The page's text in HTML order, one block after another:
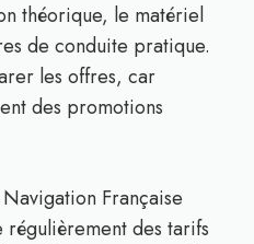
théorique, le matériel
de conduite pratique.
les offres, car
des promotions
Française
des tarifs